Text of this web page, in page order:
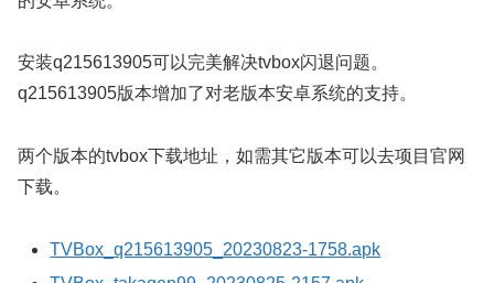
安装q215613905可以完美解决tvbox闪退问题。
q215613905版本增加了对老版本安卓系统的支持。
两个版本的tvbox下载地址，如需其它版本可以去项目官网
下载。
TVBox_q215613905_20230823-1758.apk